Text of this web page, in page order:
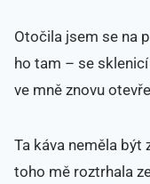
Otočila jsem se na
ho tam – se
ve mně znovu
Ta káva neměla být
toho mě roztrhala